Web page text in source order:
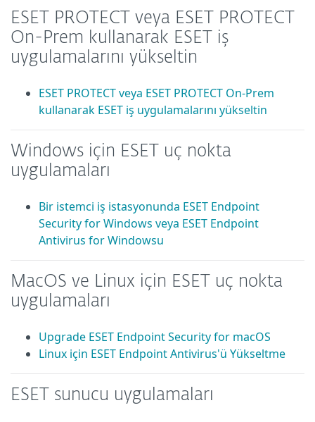
ESET PROTECT veya ESET PROTECT
On-Prem kullanarak ESET iş
uygulamalarını yükseltin
ESET PROTECT veya ESET PROTECT On-Prem
kullanarak ESET iş uygulamalarını yükseltin
Windows için ESET uç nokta
uygulamaları
Bir istemci iş istasyonunda ESET Endpoint
Security for Windows veya ESET Endpoint
Antivirus for Windowsu
MacOS ve Linux için ESET uç nokta
uygulamaları
Upgrade ESET Endpoint Security for macOS
Linux için ESET Endpoint Antivirus'ü Yükseltme
ESET sunucu uygulamaları